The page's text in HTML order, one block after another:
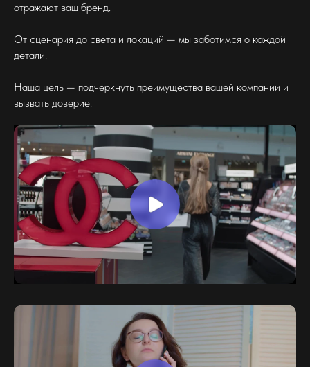
отражают ваш бренд.
От сценария до света и локаций — мы заботимся о каждой
детали.
Наша цель — подчеркнуть преимущества вашей компании и
вызвать доверие.